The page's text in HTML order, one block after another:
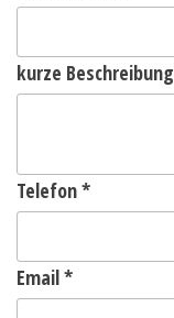
kurze Beschreibung
Telefon*
Email*